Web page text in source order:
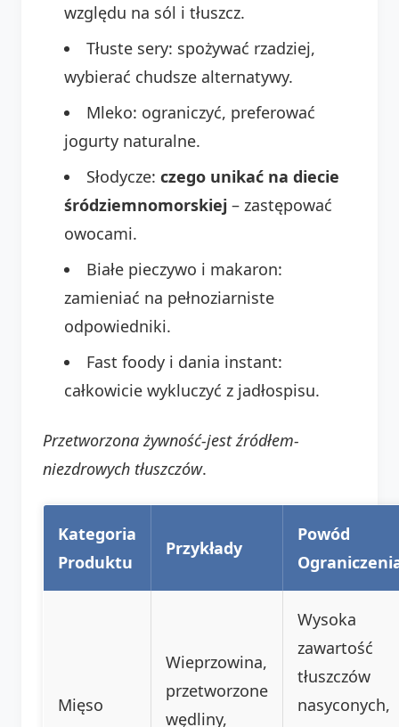
względu na sól i tłuszcz.
Tłuste sery: spożywać rzadziej,
wybierać chudsze alternatywy.
Mleko: ograniczyć, preferować
jogurty naturalne.
Słodycze: czego unikać na diecie
śródziemnomorskiej – zastępować
owocami.
Białe pieczywo i makaron:
zamieniać na pełnoziarniste
odpowiedniki.
Fast foody i dania instant:
całkowicie wykluczyć z jadłospisu.
Przetworzona żywność-jest źródłem-
niezdrowych tłuszczów.
Kategoria
Produktu
Przykłady
Powód
Mięso
Wieprzowina,
przetworzone
wędliny,
Wysoka
zawartość
tłuszczów
nasyconych,